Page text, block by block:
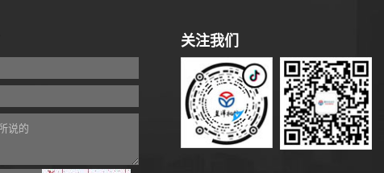
关注我们